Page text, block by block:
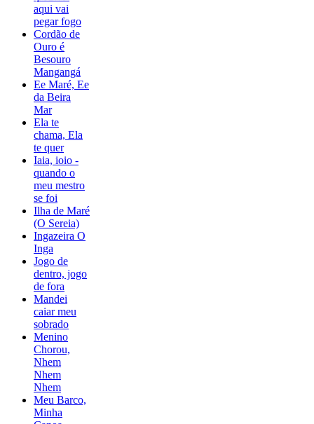
aqui vai
pegar fogo
Cordão de
Ouro é
Besouro
Mangangá
Ee Maré, Ee
da Beira
Mar
Ela te
chama, Ela
te quer
Iaia, ioio -
quando o
meu mestro
se foi
Ilha de Maré
(O Sereia)
Ingazeira O
Inga
Jogo de
dentro, jogo
de fora
Mandei
caiar meu
sobrado
Menino
Chorou,
Nhem
Nhem
Nhem
Meu Barco,
Minha